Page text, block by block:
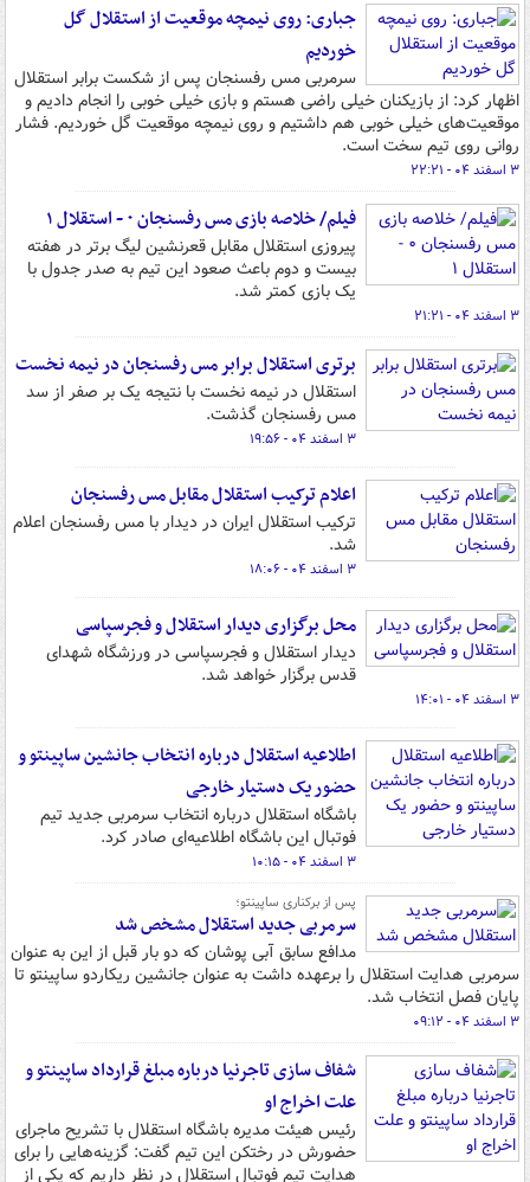
جباری: روی نیمچه موقعیت از استقلال گل
خوردیم
سرمربی مس رفسنجان پس از شکست برابر استقلال
اظهار کرد: از بازیکنان خیلی راضی هستم و بازی خیلی خوبی را انجام دادیم و
موقعیت‌های خیلی خوبی هم داشتیم و روی نیمچه موقعیت گل خوردیم. فشار
روانی روی تیم سخت است.
۳ اسفند ۰۴ - ۲۲:۲۱
فیلم/ خلاصه بازی مس رفسنجان ۰ - استقلال ۱
پیروزی استقلال مقابل قعرنشین لیگ برتر در هفته
بیست و دوم باعث صعود این تیم به صدر جدول با
یک بازی کمتر شد.
۳ اسفند ۰۴ - ۲۱:۲۱
برتری استقلال برابر مس رفسنجان در نیمه نخست
استقلال در نیمه نخست با نتیجه یک بر صفر از سد
مس رفسنجان گذشت.
۳ اسفند ۰۴ - ۱۹:۵۶
اعلام ترکیب استقلال مقابل مس رفسنجان
ترکیب استقلال ایران در دیدار با مس رفسنجان اعلام
شد.
۳ اسفند ۰۴ - ۱۸:۰۶
محل برگزاری دیدار استقلال و فجرسپاسی
دیدار استقلال و فجرسپاسی در ورزشگاه شهدای
قدس برگزار خواهد شد.
۳ اسفند ۰۴ - ۱۴:۰۱
اطلاعیه استقلال درباره انتخاب جانشین ساپینتو و
حضور یک دستیار خارجی
باشگاه استقلال درباره انتخاب سرمربی جدید تیم
فوتبال این باشگاه اطلاعیه‌ای صادر کرد.
۳ اسفند ۰۴ - ۱۰:۱۵
پس از برکناری ساپینتو؛
سرمربی جدید استقلال مشخص شد
مدافع سابق آبی پوشان که دو بار قبل از این به عنوان
سرمربی هدایت استقلال را برعهده داشت به عنوان جانشین ریکاردو ساپینتو تا
پایان فصل انتخاب شد.
۳ اسفند ۰۴ - ۰۹:۱۲
شفاف سازی تاجرنیا درباره مبلغ قرارداد ساپینتو و
علت اخراج او
رئیس هیئت مدیره باشگاه استقلال با تشریح ماجرای
حضورش در رختکن این تیم گفت: گزینه‌هایی را برای
هدایت تیم فوتبال استقلال در نظر داریم که یکی از